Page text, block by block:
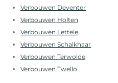
Verbouwen Deventer
Verbouwen Holten
Verbouwen Lettele
Verbouwen Schalkhaar
Verbouwen Terwolde
Verbouwen Twello